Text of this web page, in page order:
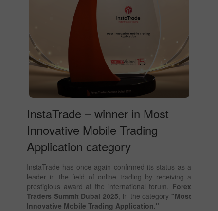
InstaTrade – winner in Most
Innovative Mobile Trading
Application category
InstaTrade has once again confirmed its status as a
leader in the field of online trading by receiving a
prestigious award at the international forum, Forex
Traders Summit Dubai 2025 , in the category "Most
Innovative Mobile Trading Application."